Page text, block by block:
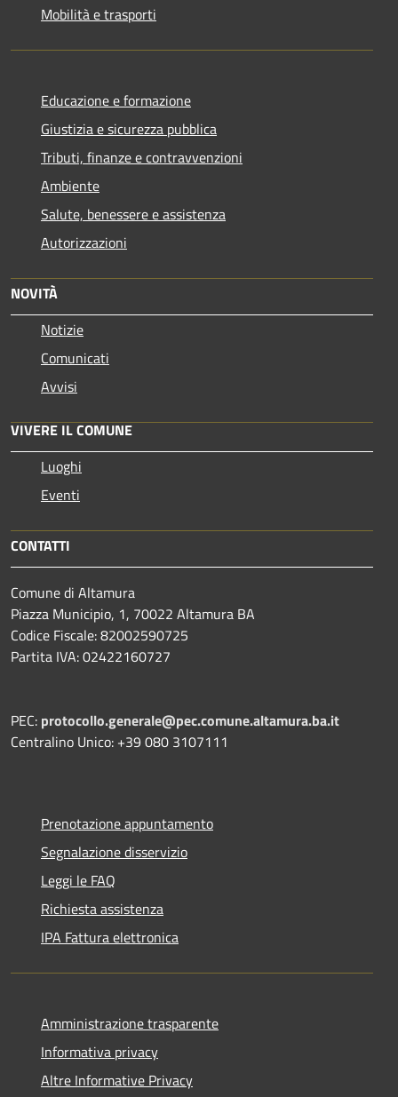
Mobilità e trasporti
Educazione e formazione
Giustizia e sicurezza pubblica
Tributi, finanze e contravvenzioni
Ambiente
Salute, benessere e assistenza
Autorizzazioni
NOVITÀ
Notizie
Comunicati
Avvisi
VIVERE IL COMUNE
Luoghi
Eventi
CONTATTI
Comune di Altamura
Piazza Municipio, 1, 70022 Altamura BA
Codice Fiscale: 82002590725
Partita IVA: 02422160727
PEC: protocollo.generale@pec.comune.altamura.ba.it
Centralino Unico: +39 080 3107111
Prenotazione appuntamento
Segnalazione disservizio
Leggi le FAQ
Richiesta assistenza
IPA Fattura elettronica
Amministrazione trasparente
Informativa privacy
Altre Informative Privacy